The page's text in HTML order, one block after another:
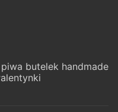
butelek handmade